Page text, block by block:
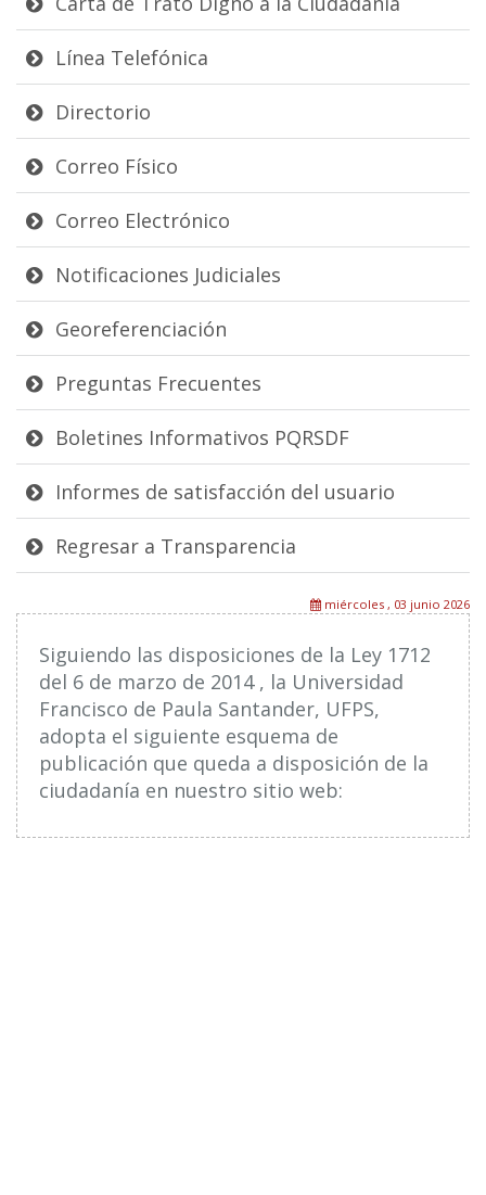
Línea Telefónica
Directorio
Correo Físico
Correo Electrónico
Notificaciones Judiciales
Georeferenciación
Preguntas Frecuentes
Boletines Informativos PQRSDF
Informes de satisfacción del usuario
Regresar a Transparencia
miércoles , 03 junio 2026
Siguiendo las disposiciones de la Ley 1712
del 6 de marzo de 2014 , la Universidad
Francisco de Paula Santander, UFPS,
adopta el siguiente esquema de
publicación que queda a disposición de la
ciudadanía en nuestro sitio web: